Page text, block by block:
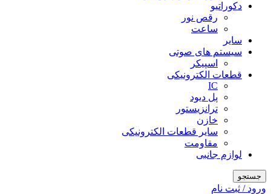
دکوراتیو
رقص نور
ساعت
سایر
سیستم های صوتی
اسپیکر
قطعات الکترونیکی
IC
پل دیود
ترانزیستور
خازن
سایر قطعات الکترونیکی
مقاومت
لوازم جانبی
جستجو
ورود / ثبت نام